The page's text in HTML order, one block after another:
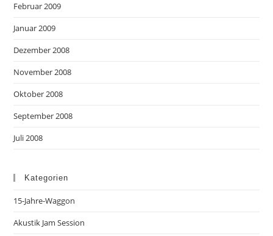
Februar 2009
Januar 2009
Dezember 2008
November 2008
Oktober 2008
September 2008
Juli 2008
Kategorien
15-Jahre-Waggon
Akustik Jam Session